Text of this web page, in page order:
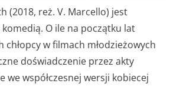
(2018, reż. V. Marcello) jest
O ile na początku lat
chłopcy w filmach młodzieżowych
doświadczenie przez akty
we współczesnej wersji kobiecej